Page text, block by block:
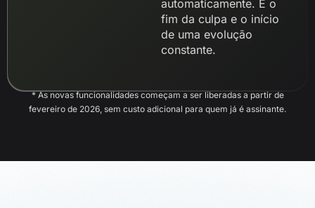
automaticamente. É o
fim da culpa e o início
de uma evolução
constante.
* As novas funcionalidades começam a ser liberadas a partir de
fevereiro de 2026, sem custo adicional para quem já é assinante.